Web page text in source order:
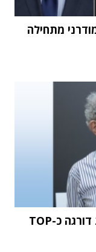
מתחילה
מחקר STKI השנתי: וואן טכנולוגיות דורגה כ-TOP